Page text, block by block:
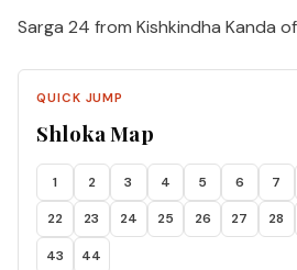
Sarga 24 from Kishkindha Kanda
QUICK JUMP
Shloka Map
1 2 3 4 5 6 7
22 23 24 25 26 27 28
43 44